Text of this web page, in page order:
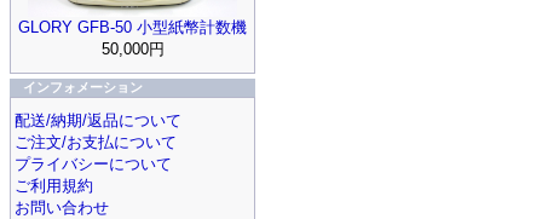
GLORY GFB-50 小型紙幣計数機
50,000円
インフォメーション
配送/納期/返品について
ご注文/お支払について
プライバシーについて
ご利用規約
お問い合わせ